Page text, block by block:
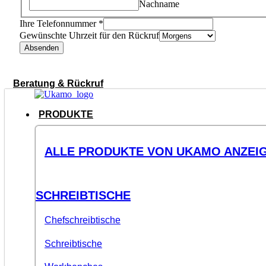
Nachname
Ihre Telefonnummer *
Gewünschte Uhrzeit für den Rückruf
Absenden
Beratung & Rückruf
PRODUKTE
ALLE PRODUKTE VON UKAMO
SCHREIBTISCHE
Chefschreibtische
Schreibtische